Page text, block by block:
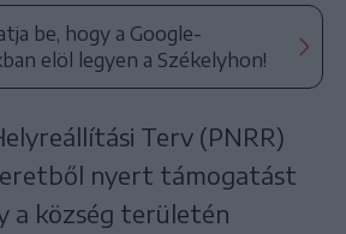
be, hogy a Google-
elöl legyen a Székelyhon!
Terv (PNRR)
nyert támogatást
a község területén